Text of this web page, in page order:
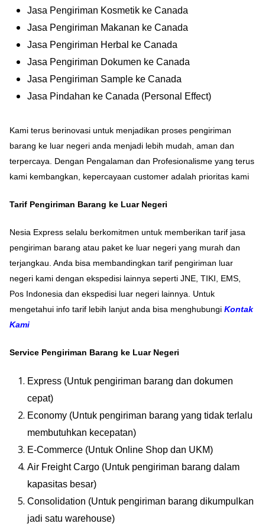
Jasa Pengiriman Kosmetik ke Canada
Jasa Pengiriman Makanan ke Canada
Jasa Pengiriman Herbal ke Canada
Jasa Pengiriman Dokumen ke Canada
Jasa Pengiriman Sample ke Canada
Jasa Pindahan ke Canada (Personal Effect)
Kami terus berinovasi untuk menjadikan proses pengiriman
barang ke luar negeri anda menjadi lebih mudah, aman dan
terpercaya. Dengan Pengalaman dan Profesionalisme yang terus
kami kembangkan, kepercayaan customer adalah prioritas kami
Tarif Pengiriman Barang ke Luar Negeri
Nesia Express selalu berkomitmen untuk memberikan tarif jasa
pengiriman barang atau paket ke luar negeri yang murah dan
terjangkau. Anda bisa membandingkan tarif pengiriman luar
negeri kami dengan ekspedisi lainnya seperti JNE, TIKI, EMS,
Pos Indonesia dan ekspedisi luar negeri lainnya. Untuk
mengetahui info tarif lebih lanjut anda bisa menghubungi Kontak
Kami
Service Pengiriman Barang ke Luar Negeri
Express (Untuk pengiriman barang dan dokumen
cepat)
Economy (Untuk pengiriman barang yang tidak terlalu
membutuhkan kecepatan)
E-Commerce (Untuk Online Shop dan UKM)
Air Freight Cargo (Untuk pengiriman barang dalam
kapasitas besar)
Consolidation (Untuk pengiriman barang dikumpulkan
jadi satu warehouse)